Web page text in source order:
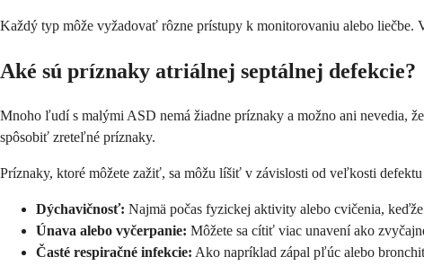
Každý typ môže vyžadovať rôzne prístupy k monitorovaniu alebo liečbe.
Aké sú príznaky atriálnej septálnej defekcie?
Mnoho ľudí s malými ASD nemá žiadne príznaky a možno ani nevedia,
spôsobiť zreteľné príznaky.
Príznaky, ktoré môžete zažiť, sa môžu líšiť v závislosti od veľkosti
Dýchavičnosť: Najmä počas fyzickej aktivity alebo cvičenia,
Únava alebo vyčerpanie: Môžete sa cítiť viac unavení ako
Časté respiračné infekcie: Ako napríklad zápal pľúc alebo